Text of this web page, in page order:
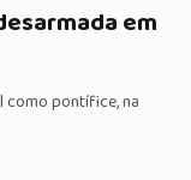
em
como pontífice, na